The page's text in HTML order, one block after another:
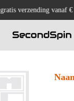
gratis verzending vanaf